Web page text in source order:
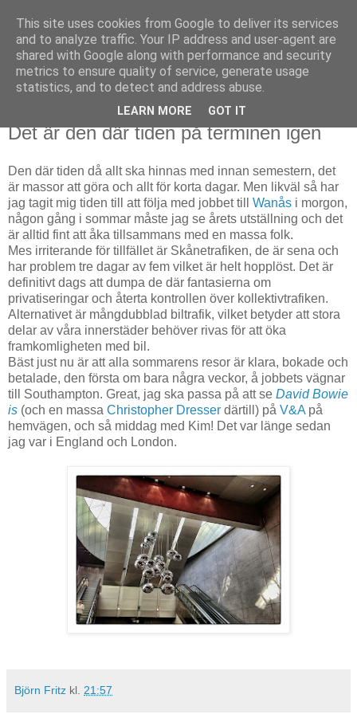
Björn Fritz
vad än som faller mig in
torsdag, maj 23, 2013
Det är den där tiden på terminen igen
Den där tiden då allt ska hinnas med innan semestern, det
är massor att göra och allt för korta dagar. Men likväl så har
jag tagit mig tiden till att följa med jobbet till Wanås i morgon,
någon gång i sommar måste jag se årets utställning och det
är alltid fint att åka tillsammans med en massa folk.
Mes irriterande för tillfället är Skånetrafiken, de är sena och
har problem tre dagar av fem vilket är helt hopplöst. Det är
definitivt dags att dumpa de där fantasierna om
privatiseringar och återta kontrollen över kollektivtrafiken.
Alternativet är mångdubblad biltrafik, vilket betyder att stora
delar av våra innerstäder behöver rivas för att öka
framkomligheten med bil.
Bäst just nu är att alla sommarens resor är klara, bokade och
betalade, den första om bara några veckor, å jobbets vägnar
till Southampton. Great, jag ska passa på att se David Bowie
is (och en massa Christopher Dresser därtill) på V&A på
hemvägen, och så middag med Kim! Det var länge sedan
jag var i England och London.
Björn Fritz kl. 21:57
This site uses cookies from Google to deliver its services
and to analyze traffic. Your IP address and user-agent are
shared with Google along with performance and security
metrics to ensure quality of service, generate usage
statistics, and to detect and address abuse.
LEARN MORE GOT IT